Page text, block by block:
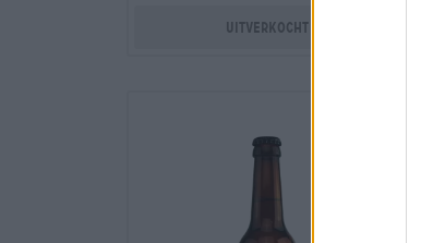
Uitverkocht